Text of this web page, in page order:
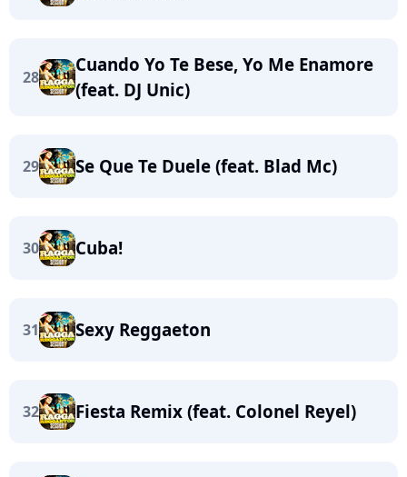
28
Cuando Yo Te Bese, Yo Me Enamore
(feat. DJ Unic)
29 Se Que Te Duele (feat. Blad Mc)
30 Cuba!
31 Sexy Reggaeton
32 Fiesta Remix (feat. Colonel Reyel)